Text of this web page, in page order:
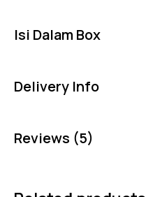
Isi Dalam Box
Delivery Info
Reviews (5)